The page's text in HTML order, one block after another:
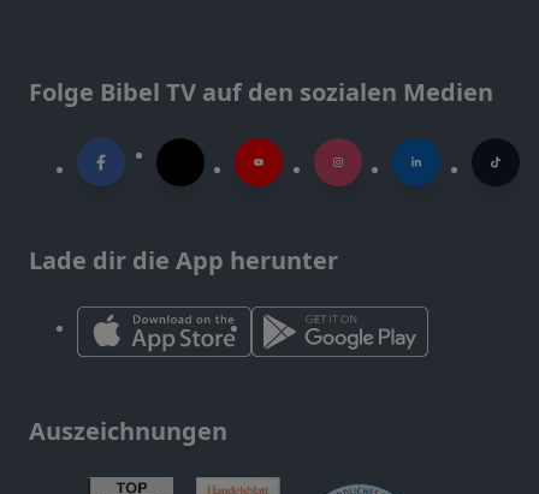
Folge Bibel TV auf den sozialen Medien
Lade dir die App herunter
Auszeichnungen